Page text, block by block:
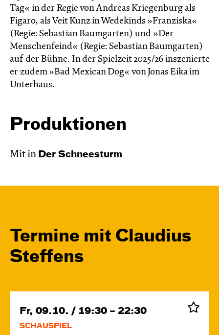
Tag« in der Regie von Andreas Kriegenburg als
Figaro, als Veit Kunz in Wedekinds »Franziska«
(Regie: Sebastian Baumgarten) und »Der
Menschenfeind« (Regie: Sebastian Baumgarten)
auf der Bühne. In der Spielzeit 2025/26 inszenierte
er zudem »Bad Mexican Dog« von Jonas Eika im
Unterhaus.
Produktionen
Mit in Der Schnee­sturm
Termine mit Claudius
Steffens
Fr, 09.10. / 19:30 – 22:30
SCHAUSPIEL